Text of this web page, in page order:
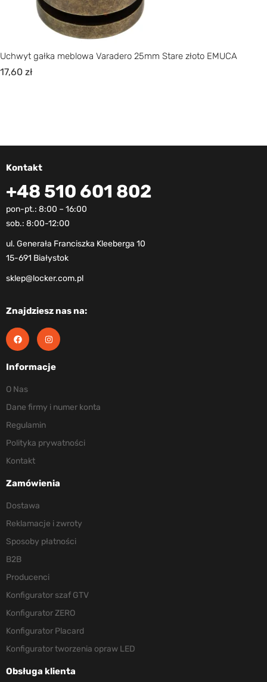
Uchwyt gałka meblowa Varadero 25mm Stare złoto EMUCA
17,60 zł
Kontakt
+48 510 601 802
pon-pt.: 8:00 – 16:00
sob.: 8:00-12:00
ul. Generała Franciszka Kleeberga 10
15-691 Białystok
sklep@locker.com.pl
Znajdziesz nas na:
Informacje
O Nas
Dane firmy i numer konta
Regulamin
Polityka prywatności
Kontakt
Zamówienia
Dostawa
Reklamacje i zwroty
Sposoby płatności
B2B
Producenci
Konfigurator szaf GTV
Konfigurator ZERO
Konfigurator Placard
Konfigurator tworzenia opraw LED
Obsługa klienta